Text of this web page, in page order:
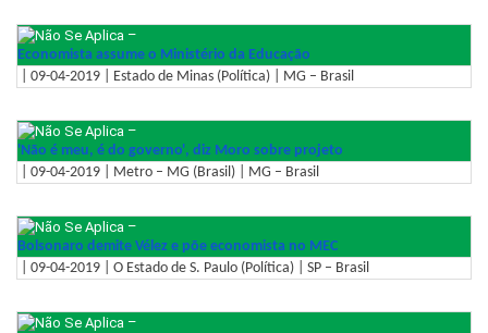
–
Economista assume o Ministério da Educação
| 09-04-2019 | Estado de Minas (Política) | MG – Brasil
–
'Não é meu, é do governo', diz Moro sobre projeto
| 09-04-2019 | Metro – MG (Brasil) | MG – Brasil
–
Bolsonaro demite Vélez e põe economista no MEC
| 09-04-2019 | O Estado de S. Paulo (Política) | SP – Brasil
–